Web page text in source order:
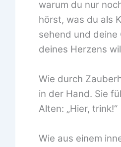
warum du nur
hörst, was du als
sehend und deine
deines Herzens
Wie durch
in der Hand. Sie
Alten: „Hier, trink!“
Wie aus einem